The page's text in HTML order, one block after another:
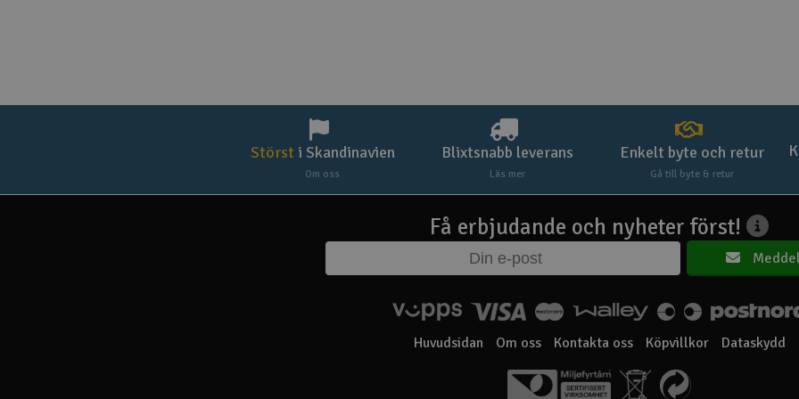
Störst i Skandinavien
Om oss
Blixtsnabb leverans
Läs mer
Enkelt byte och retur
Gå till byte & retur
Få erbjudande och nyheter först!
Huvudsidan Om oss Kontakta oss Köpvillkor Dataskydd